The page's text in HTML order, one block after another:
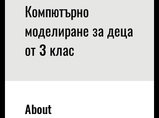
Компютърно
моделиране за деца
от 3 клас
About